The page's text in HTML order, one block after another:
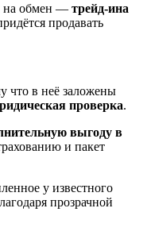
на обмен — трейд-ина
продавать
что в неё заложены
проверка.
выгоду в
и пакет
у известного
прозрачной